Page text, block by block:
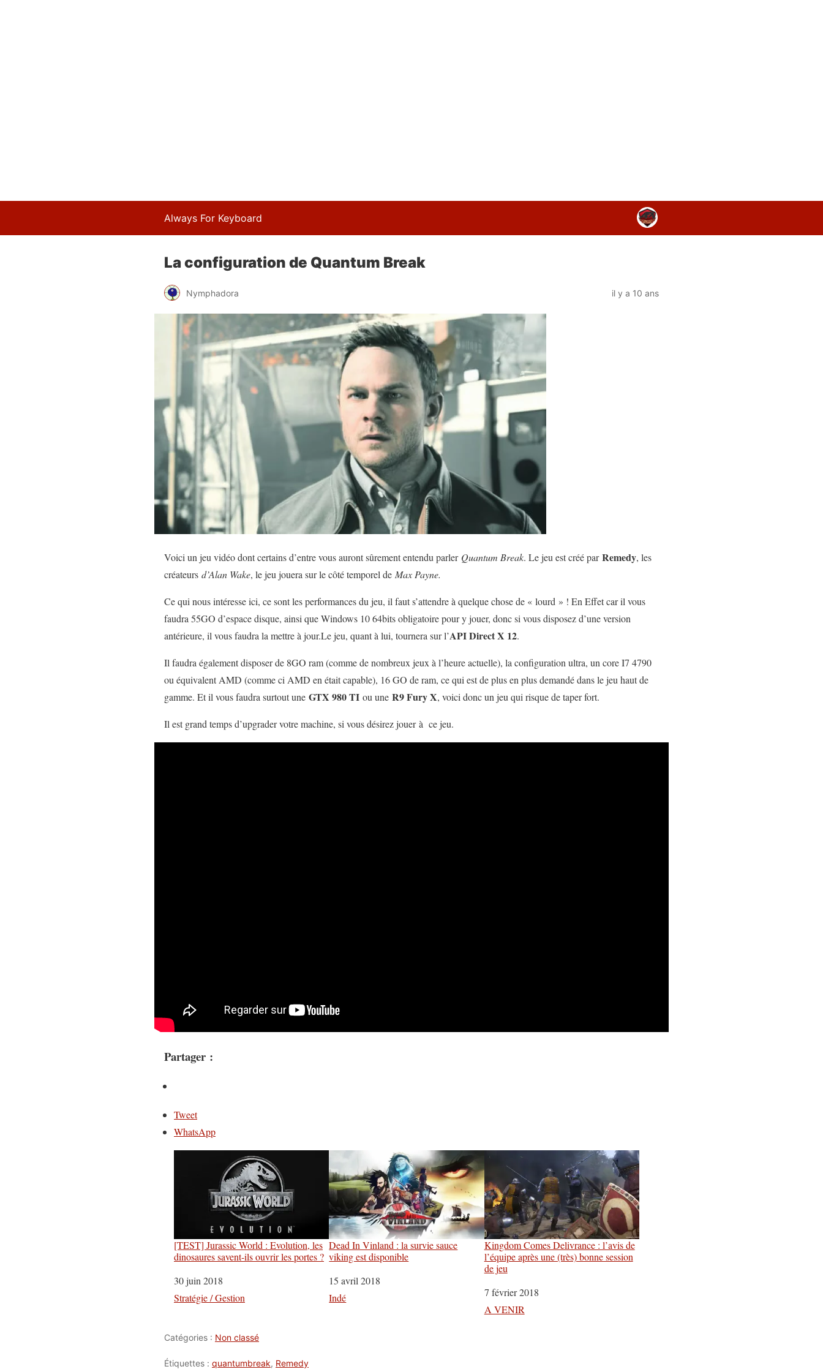
Always For Keyboard
La configuration de Quantum Break
Nymphadora il y a 10 ans
Voici un jeu vidéo dont certains d’entre vous auront sûrement entendu parler Quantum Break. Le jeu est créé parRemedy, les
créateurs d’Alan Wake, le jeu jouera sur le côté temporel de Max Payne.
Ce qui nous intéresse ici, ce sont les performances du jeu, il faut s’attendre à quelque chose de « lourd » ! En Effet car il vous
faudra 55GO d’espace disque, ainsi que Windows 10 64bits obligatoire pour y jouer, donc si vous disposez d’une version
antérieure, il vous faudra la mettre à jour.Le jeu, quant à lui, tournera sur l’API Direct X 12.
Il faudra également disposer de 8GO ram (comme de nombreux jeux à l’heure actuelle), la configuration ultra, un core I7 4790
ou équivalent AMD (comme ci AMD en était capable), 16 GO de ram, ce qui est de plus en plus demandé dans le jeu haut de
gamme. Et il vous faudra surtout une GTX 980 TI ou une R9 Fury X, voici donc un jeu qui risque de taper fort.
Il est grand temps d’upgrader votre machine, si vous désirez jouer à ce jeu.
Partager :
Tweet
WhatsApp
[TEST] Jurassic World : Evolution, les
dinosaures savent-ils ouvrir les portes ?
Date
30 juin 2018
Par rapport à
Stratégie / Gestion
Dead In Vinland : la survie sauce
viking est disponible
Date
15 avril 2018
Par rapport à
Indé
Kingdom Comes Delivrance : l’avis de
l’équipe après une (très) bonne session
de jeu
Date
7 février 2018
Par rapport à
A VENIR
Catégories : Non classé
Étiquettes : quantumbreak, Remedy